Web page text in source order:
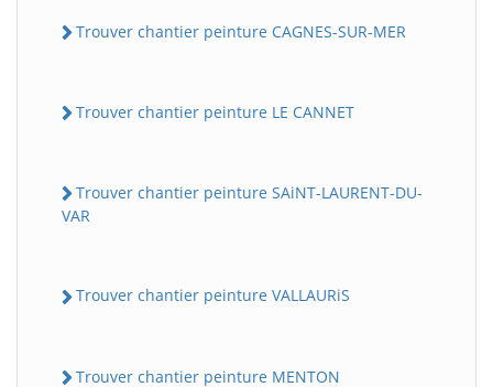
Trouver chantier peinture CAGNES-SUR-MER
Trouver chantier peinture LE CANNET
Trouver chantier peinture SAiNT-LAURENT-DU-
VAR
Trouver chantier peinture VALLAURiS
Trouver chantier peinture MENTON